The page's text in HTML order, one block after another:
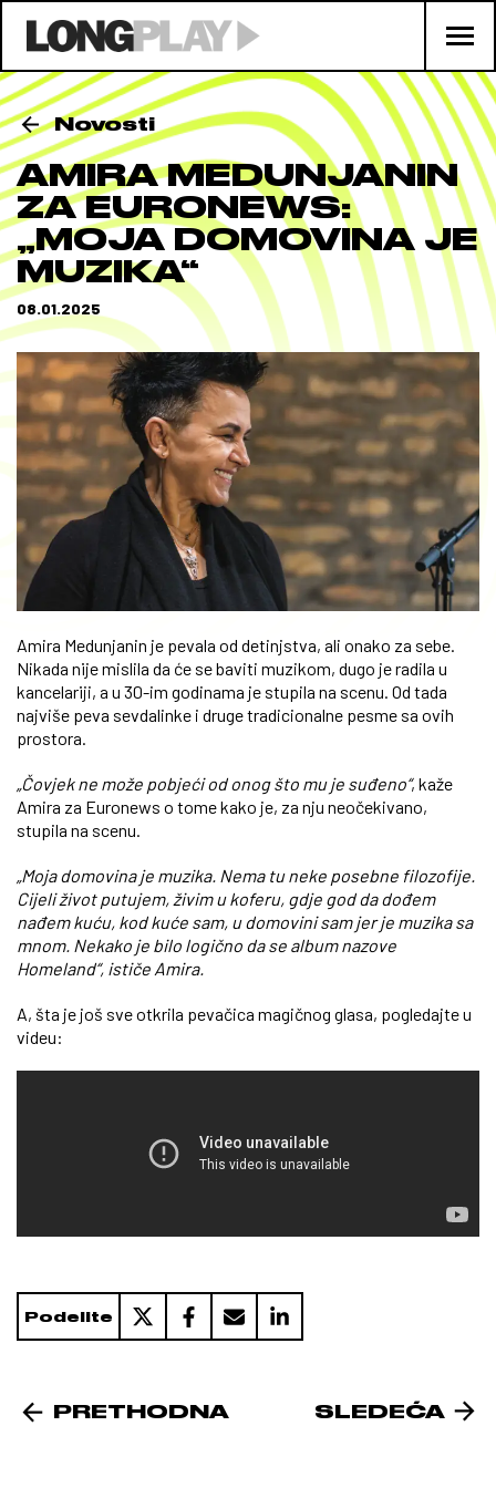
Novosti
AMIRA MEDUNJANIN
ZA EURONEWS:
„MOJA DOMOVINA JE
MUZIKA“
08.01.2025
Amira Medunjanin je pevala od detinjstva, ali onako za sebe.
Nikada nije mislila da će se baviti muzikom, dugo je radila u
kancelariji, a u 30-im godinama je stupila na scenu. Od tada
najviše peva sevdalinke i druge tradicionalne pesme sa ovih
prostora.
„Čovjek ne može pobjeći od onog što mu je suđeno“, kaže
Amira za Euronews o tome kako je, za nju neočekivano,
stupila na scenu.
„Moja domovina je muzika. Nema tu neke posebne filozofije.
Cijeli život putujem, živim u koferu, gdje god da dođem
nađem kuću, kod kuće sam, u domovini sam jer je muzika sa
mnom. Nekako je bilo logično da se album nazove
Homeland“, ističe Amira.
A, šta je još sve otkrila pevačica magičnog glasa, pogledajte u
videu:
Podelite
PRETHODNA SLEDEĆA